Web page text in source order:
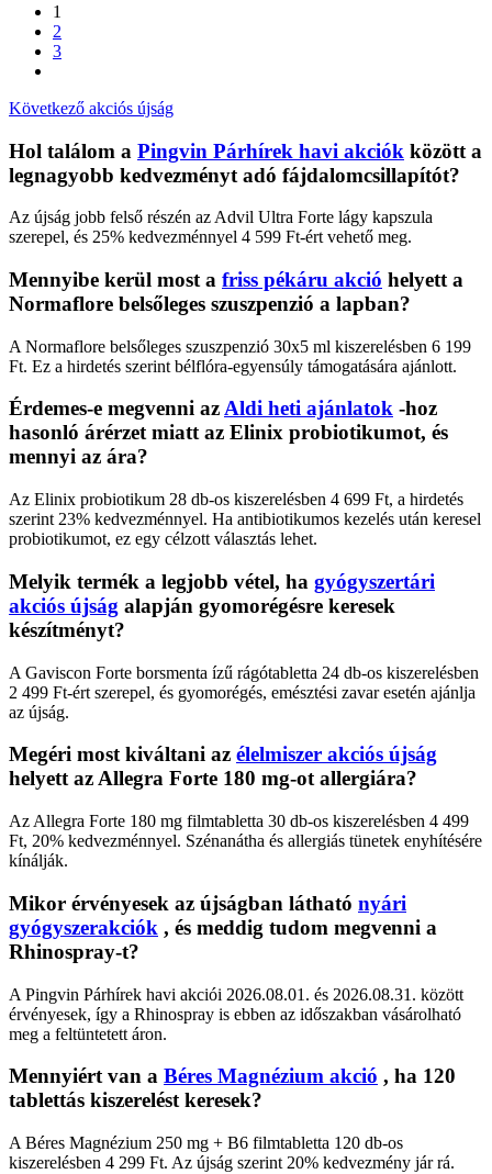
1
2
3
Következő akciós újság
Hol találom a Pingvin Párhírek havi akciók között a
legnagyobb kedvezményt adó fájdalomcsillapítót?
Az újság jobb felső részén az Advil Ultra Forte lágy kapszula
szerepel, és 25% kedvezménnyel 4 599 Ft-ért vehető meg.
Mennyibe kerül most a friss pékáru akció helyett a
Normaflore belsőleges szuszpenzió a lapban?
A Normaflore belsőleges szuszpenzió 30x5 ml kiszerelésben 6 199
Ft. Ez a hirdetés szerint bélflóra-egyensúly támogatására ajánlott.
Érdemes-e megvenni azAldi heti ajánlatok -hoz
hasonló árérzet miatt az Elinix probiotikumot, és
mennyi az ára?
Az Elinix probiotikum 28 db-os kiszerelésben 4 699 Ft, a hirdetés
szerint 23% kedvezménnyel. Ha antibiotikumos kezelés után keresel
probiotikumot, ez egy célzott választás lehet.
Melyik termék a legjobb vétel, ha gyógyszertári
akciós újság alapján gyomorégésre keresek
készítményt?
A Gaviscon Forte borsmenta ízű rágótabletta 24 db-os kiszerelésben
2 499 Ft-ért szerepel, és gyomorégés, emésztési zavar esetén ajánlja
az újság.
Megéri most kiváltani az élelmiszer akciós újság
helyett az Allegra Forte 180 mg-ot allergiára?
Az Allegra Forte 180 mg filmtabletta 30 db-os kiszerelésben 4 499
Ft, 20% kedvezménnyel. Szénanátha és allergiás tünetek enyhítésére
kínálják.
Mikor érvényesek az újságban látható nyári
gyógyszerakciók , és meddig tudom megvenni a
Rhinospray-t?
A Pingvin Párhírek havi akciói 2026.08.01. és 2026.08.31. között
érvényesek, így a Rhinospray is ebben az időszakban vásárolható
meg a feltüntetett áron.
Mennyiért van a Béres Magnézium akció , ha 120
tablettás kiszerelést keresek?
A Béres Magnézium 250 mg + B6 filmtabletta 120 db-os
kiszerelésben 4 299 Ft. Az újság szerint 20% kedvezmény jár rá.